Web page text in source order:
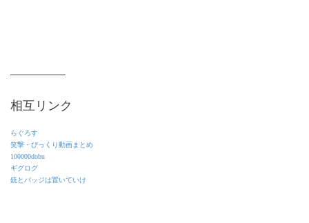
相互リンク
らぐろす
笑撃・びっくり動画まとめ
100000dobu
ギグログ
銃とバッジは置いていけ